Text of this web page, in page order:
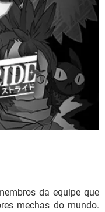
da equipe que
mechas do mundo.